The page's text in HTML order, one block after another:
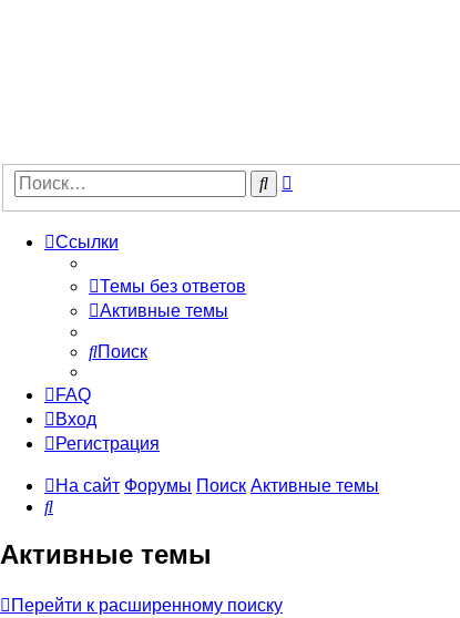
Поиск
Ссылки
Темы без ответов
Активные темы
Поиск
FAQ
Вход
Регистрация
На сайт Форумы Поиск Активные темы
Поиск
Активные темы
Перейти к расширенному поиску